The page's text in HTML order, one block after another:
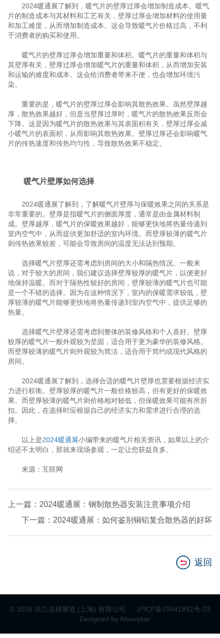
2024暖通展了解到，暖气片的壁厚过厚会增加制造成本。暖气
片的制造成本与其材料和工艺有关，壁厚过厚会增加材料的使用量
和加工难度，从而增加制造成本。这会导致暖气片价格过高，不利
于消费者的购买和使用。
暖气片的壁厚过厚会增加重量和体积。暖气片的重量和体积与
其壁厚有关，壁厚过厚会增加暖气片的重量和体积，从而增加安装
和运输的难度和成本。这会给消费者带来不便，也会增加环境污
染。
重要的是，暖气片的壁厚过厚会影响其散热效果。虽然壁厚越
厚，散热效果越好，但是当壁厚过厚时，暖气片的散热效果反而会
下降。这是因为暖气片的散热效果与其表面积有关，壁厚过厚会减
小暖气片的表面积，从而影响其散热效果。壁厚过厚还会影响暖气
片的传热速度和传热均匀性，导致散热效果不稳定。
暖气片壁厚如何选择
2024暖通展了解到，了解暖气片壁厚与保暖效果之间的关系是
非常重要的。壁厚是指暖气片的侧面厚度，通常是由金属材料制
成。壁厚越厚，暖气片的保暖效果越好，能够更快地将热量传递到
室内空气中，从而提供更加舒适的室内环境。而壁厚较薄的暖气片
则传热效果较差，可能会导致房间的温度无法达到预期。
选择暖气片壁厚还需考虑到房间的大小和隔热情况。一般来
说，对于较大的房间，我们建议选择壁厚较厚的暖气片，以便更好
地保持温暖。而对于隔热性较好的房间，壁厚较薄的暖气片也可能
是一个不错的选择。因为在这种情况下，室内的保暖需求较低，壁
厚较薄的暖气片能够更快地将热量传递到室内空气中，提供足够的
热量。
选择暖气片壁厚还需考虑到整体的装修风格和个人喜好。壁厚
较厚的暖气片一般外观较为坚固，适合用于更为豪华的装修风格。
而壁厚较薄的暖气片则外观较为简洁，适合用于简约或现代风格的
房间。
2024暖通展了解到，选择合适的暖气片壁厚也需要根据经济实
力进行权衡。壁厚较厚的暖气片一般价格较高，但有更好的保暖效
果。而壁厚较薄的暖气片则价格相对较低，但保暖效果可能有所折
扣。因此，在选择时应根据自己的经济实力和需求进行合理的选
择。
以上是2024暖通展小编带来的暖气片相关资讯，如果以上的介
绍还不太明白，那就来现场参观，一定让您获益良多。
来源：互联网
上一篇：2024暖通展：钢制散热器安装注意事项介绍
下一篇：2024暖通展：如何鉴别铜铝复合散热器的好坏
返回
© 2026 法兰克福展览 (上海) 有限公司
沪ICP备10041892号-23
Designed by Alsovalue